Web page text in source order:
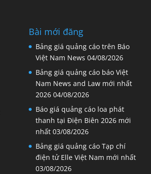
Bài mới đăng
Bảng giá quảng cáo trên Báo
Việt Nam News 04/08/2026
Bảng giá quảng cáo báo Việt
Nam News and Law mới nhất
2026 04/08/2026
Báo giá quảng cáo loa phát
thanh tại Điện Biên 2026 mới
nhất 03/08/2026
Bảng giá quảng cáo Tạp chí
điện tử Elle Việt Nam mới nhất
03/08/2026